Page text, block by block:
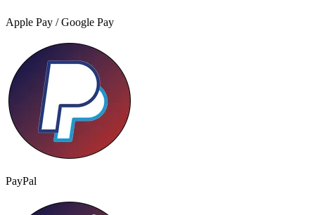
Apple Pay / Google Pay
PayPal